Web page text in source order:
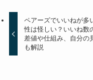
ペアーズでいいねが多
性は怪しい？いいね数
差値や仕組み、自分の
も解説